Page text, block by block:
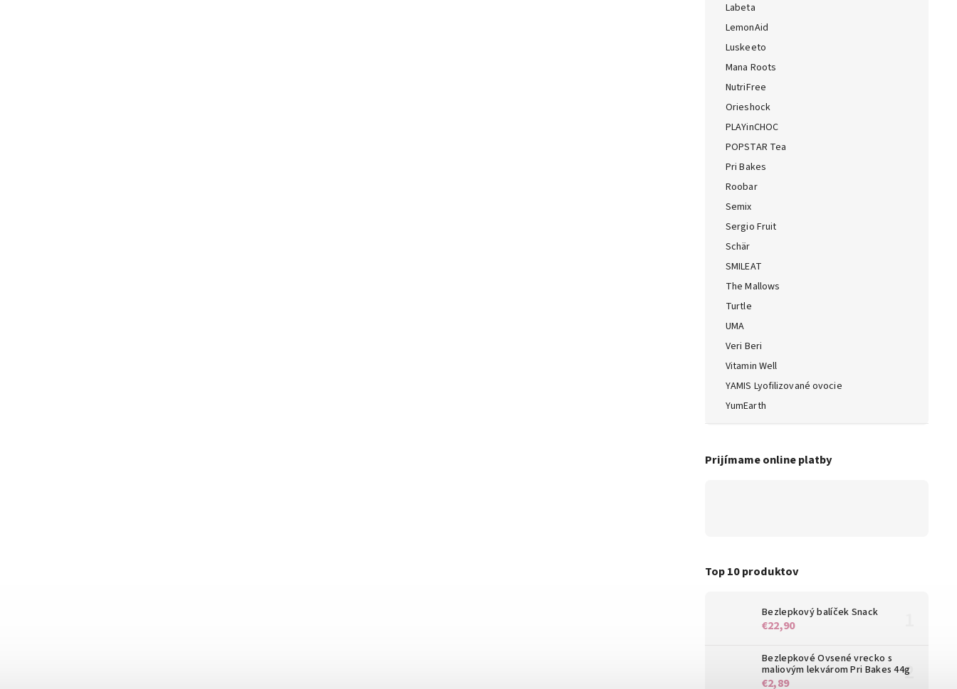
Labeta
LemonAid
Luskeeto
Mana Roots
NutriFree
Orieshock
PLAYinCHOC
POPSTAR Tea
Pri Bakes
Roobar
Semix
Sergio Fruit
Schär
SMILEAT
The Mallows
Turtle
UMA
Veri Beri
Vitamin Well
YAMIS Lyofilizované ovocie
YumEarth
Prijímame online platby
Top 10 produktov
Bezlepkový balíček Snack
€22,90
Bezlepkové Ovsené vrecko s
maliovým lekvárom Pri Bakes 44g
€2,89